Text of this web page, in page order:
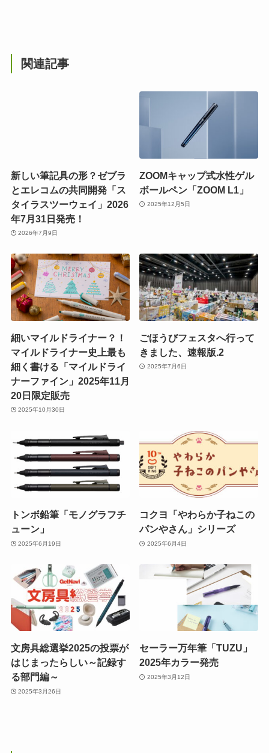
関連記事
新しい筆記具の形？ゼブラ
とエレコムの共同開発「ス
タイラスツーウェイ」2026
年7月31日発売！
2026年7月9日
ZOOMキャップ式水性ゲル
ボールペン「ZOOM L1」
2025年12月5日
細いマイルドライナー？！
マイルドライナー史上最も
細く書ける「マイルドライ
ナーファイン」2025年11月
20日限定販売
2025年10月30日
ごほうびフェスタへ行って
きました、速報版.2
2025年7月6日
トンボ鉛筆「モノグラフチ
ューン」
2025年6月19日
コクヨ「やわらか子ねこの
パンやさん」シリーズ
2025年6月4日
文房具総選挙2025の投票が
はじまったらしい～記録す
る部門編～
2025年3月26日
セーラー万年筆「TUZU」
2025年カラー発売
2025年3月12日